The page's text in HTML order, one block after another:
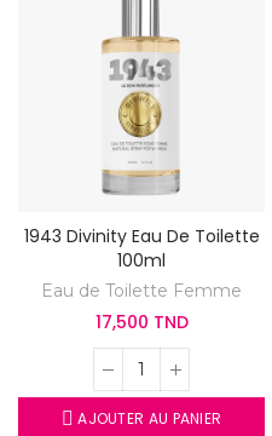
1943 Divinity Eau De Toilette
100ml
Eau de Toilette Femme
17,500 TND
AJOUTER AU PANIER